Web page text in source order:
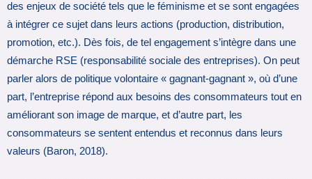
des enjeux de société tels que le féminisme et se sont engagées
à intégrer ce sujet dans leurs actions (production, distribution,
promotion, etc.). Dès fois, de tel engagement s’intègre dans une
démarche RSE (responsabilité sociale des entreprises). On peut
parler alors de politique volontaire « gagnant-gagnant », où d’une
part, l’entreprise répond aux besoins des consommateurs tout en
améliorant son image de marque, et d’autre part, les
consommateurs se sentent entendus et reconnus dans leurs
valeurs (Baron, 2018).